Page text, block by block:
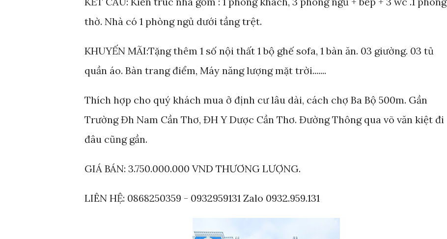
thờ. Nhà có 1 phòng ngủ dưới tầng trệt.
KHUYẾN MÃI:Tặng thêm 1 số nội thất 1 bộ ghế sofa, 1 bàn ăn. 03 giường. 03 tủ
quần áo. Bàn trang điểm, Máy năng lượng mặt trời.......
Thích hợp cho quý khách mua ở định cư lâu dài, cách chợ Ba Bộ 500m. Gần
Trường Đh Nam Cần Thơ, ĐH Y Dược Cần Thơ. Đường Thông qua võ văn kiệt đi
đâu cũng gần.
GIÁ BÁN: 3.750.000.000 VND THƯƠNG LƯỢNG.
LIÊN HỆ: 0868250359 - 0932959131 Zalo 0932.959.131